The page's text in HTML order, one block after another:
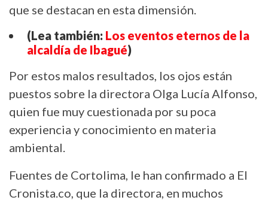
que se destacan en esta dimensión.
(Lea también: Los eventos eternos de la
alcaldía de Ibagué)
Por estos malos resultados, los ojos están
puestos sobre la directora Olga Lucía Alfonso,
quien fue muy cuestionada por su poca
experiencia y conocimiento en materia
ambiental.
Fuentes de Cortolima, le han confirmado a El
Cronista.co, que la directora, en muchos